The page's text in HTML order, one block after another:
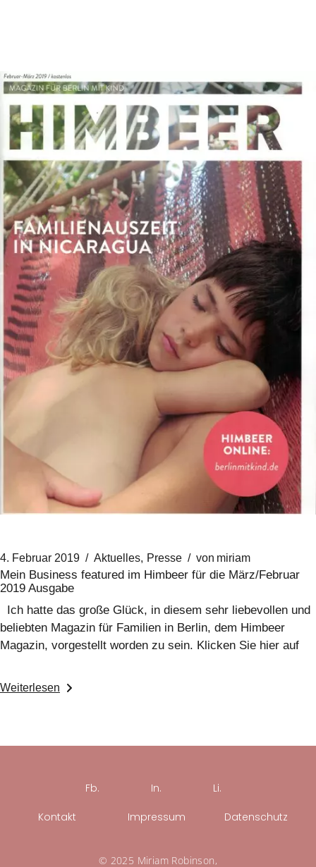
4. Februar 2019 Aktuelles Presse von miriam
Mein Business featured im Himbeer für die März/Februar
2019 Ausgabe
Ich hatte das große Glück, in diesem sehr liebevollen und
beliebten Magazin für Familien in Berlin, dem Himbeer
Magazin, vorgestellt worden zu sein. Klicken Sie hier auf
Weiterlesen
Fb. In. Li.
Kontakt Impressum Datenschutz
© 2025 Miriam Robinson,